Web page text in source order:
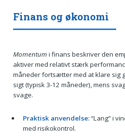
Finans og økonomi
Momentum i finans beskriver den
aktiver med relativt stærk
måneder fortsætter med at klare sig
sigt (typisk 3-12 måneder), mens
svage.
Praktisk anvendelse:“Lang” i
med risikokontrol.